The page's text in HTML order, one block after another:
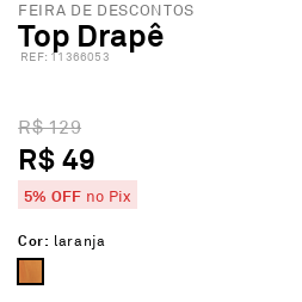
FEIRA DE DESCONTOS
Top Drapê
: 11366053
R$ 129
R$ 49
5% OFF no Pix
Cor: laranja